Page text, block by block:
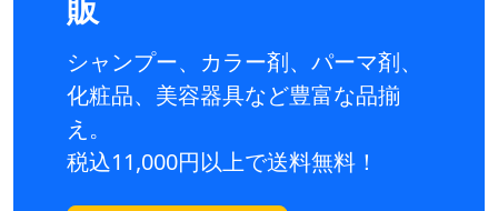
シャンプー、カラー剤、パーマ剤、
化粧品、美容器具など豊富な品揃
え。
税込11,000円以上で送料無料！